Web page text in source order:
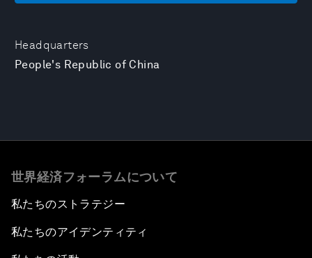
Headquarters
People's Republic of China
世界経済フォーラムについて
私たちのストラテジー
私たちのアイデンティティ